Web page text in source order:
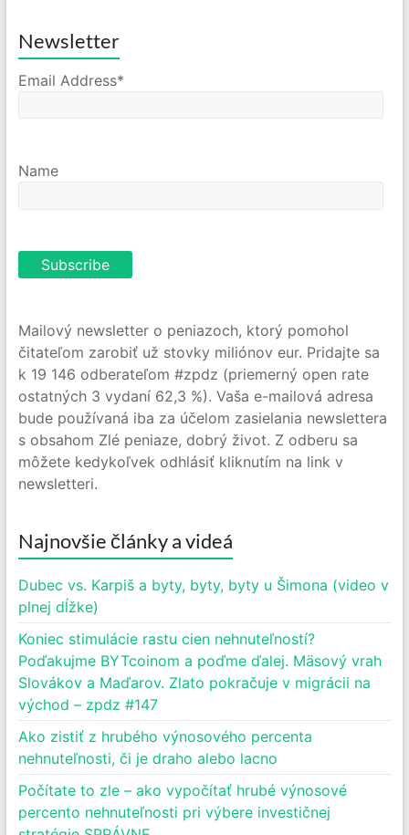
Newsletter
Email Address*
Name
Mailový newsletter o peniazoch, ktorý pomohol
čitateľom zarobiť už stovky miliónov eur. Pridajte sa
k 19 146 odberateľom #zpdz (priemerný open rate
ostatných 3 vydaní 62,3 %). Vaša e-mailová adresa
bude používaná iba za účelom zasielania newslettera
s obsahom Zlé peniaze, dobrý život. Z odberu sa
môžete kedykoľvek odhlásiť kliknutím na link v
newsletteri.
Najnovšie články a videá
Dubec vs. Karpiš a byty, byty, byty u Šimona (video v
plnej dĺžke)
Koniec stimulácie rastu cien nehnuteľností?
Poďakujme BYTcoinom a poďme ďalej. Mäsový vrah
Slovákov a Maďarov. Zlato pokračuje v migrácii na
východ – zpdz #147
Ako zistiť z hrubého výnosového percenta
nehnuteľnosti, či je draho alebo lacno
Počítate to zle – ako vypočítať hrubé výnosové
percento nehnuteľnosti pri výbere investičnej